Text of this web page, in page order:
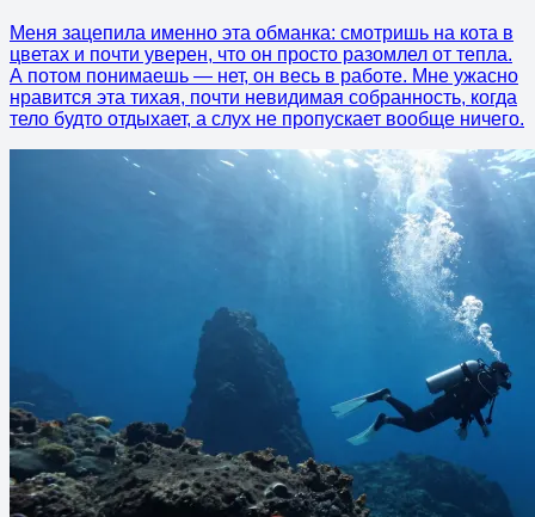
Меня зацепила именно эта обманка: смотришь на кота в
цветах и почти уверен, что он просто разомлел от тепла.
А потом понимаешь — нет, он весь в работе. Мне ужасно
нравится эта тихая, почти невидимая собранность, когда
тело будто отдыхает, а слух не пропускает вообще ничего.